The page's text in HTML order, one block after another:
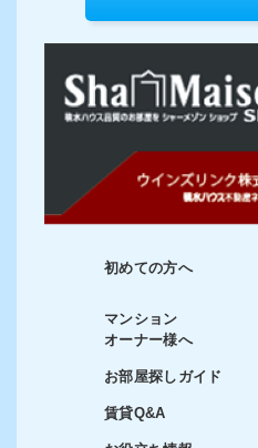
初めての方へ
マンション
オーナー様へ
お部屋探しガイド
賃貸Q&A